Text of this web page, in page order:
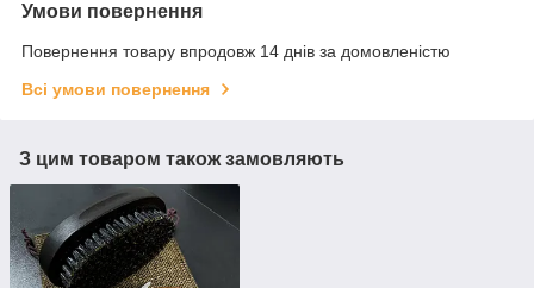
Умови повернення
Повернення товару впродовж 14 днів за домовленістю
Всі умови повернення
З цим товаром також замовляють